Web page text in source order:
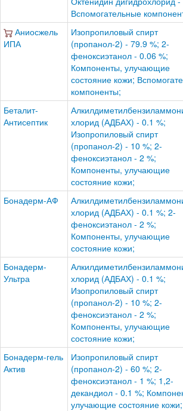
Вспомогательные
Аниосжель
ИПА
Изопропиловый спирт
(пропанол-2) - 79.9 %; 2-
феноксиэтанол - 0.06 %;
Компоненты, улучающие
состояние кожи;
компоненты;
Беталит-
Антисептик
хлорид (АДБАХ) - 0.1 %;
Изопропиловый спирт
(пропанол-2) - 10 %; 2-
феноксиэтанол - 2 %;
Компоненты, улучающие
состояние кожи;
Бонадерм-АФ
хлорид (АДБАХ) - 0.1 %; 2-
феноксиэтанол - 2 %;
Компоненты, улучающие
состояние кожи;
Бонадерм-
Ультра
хлорид (АДБАХ) - 0.1 %;
Изопропиловый спирт
(пропанол-2) - 10 %; 2-
феноксиэтанол - 2 %;
Компоненты, улучающие
состояние кожи;
Бонадерм-гель
Актив
Изопропиловый спирт
(пропанол-2) - 60 %; 2-
феноксиэтанол - 1 %; 1,2-
декандиол - 0.1 %;
улучающие состояние кожи;